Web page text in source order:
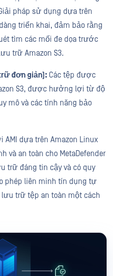
pháp sử dụng dựa trên
triển khai, đảm bảo rằng
tìm các mối đe dọa trước
trữ Amazon S3.
đơn giản): Các tệp được
S3, được hưởng lợi từ độ
mô và các tính năng bảo
dựa trên Amazon Linux
và an toàn cho MetaDefender
trữ đáng tin cậy và có quy
phép liên minh tín dụng tự
trữ tệp an toàn một cách